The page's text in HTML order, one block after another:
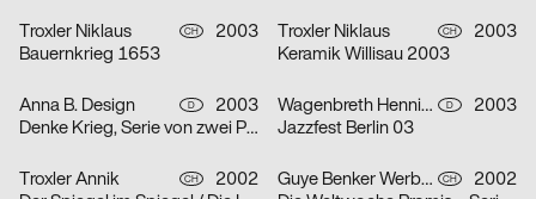
Troxler Niklaus CH
2003
Bauernkrieg 1653
Troxler Niklaus CH
2003
Keramik Willisau 2003
Anna B. Design D
2003
Denke Krieg, Serie von zwei Plakaten
Wagenbreth Henning D
2003
Jazzfest Berlin 03
Troxler Annik CH
2002
Guye Benker Werbeagentur AG BSW CH
2002